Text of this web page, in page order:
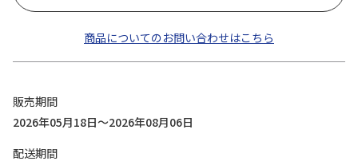
商品についてのお問い合わせはこちら
販売期間
2026年05月18日～2026年08月06日
配送期間